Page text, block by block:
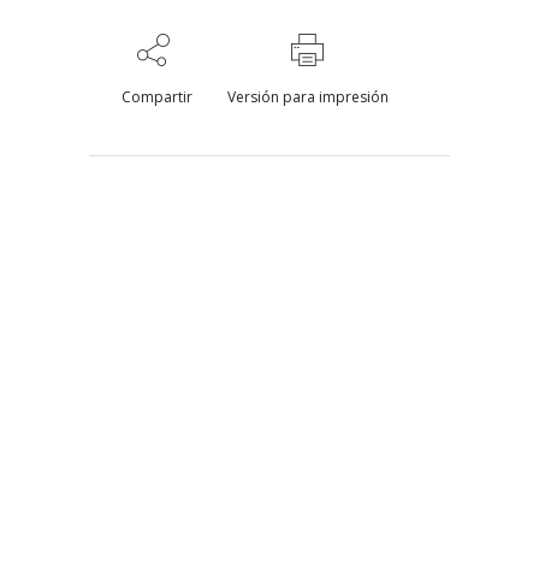
Compartir Versión para impresión